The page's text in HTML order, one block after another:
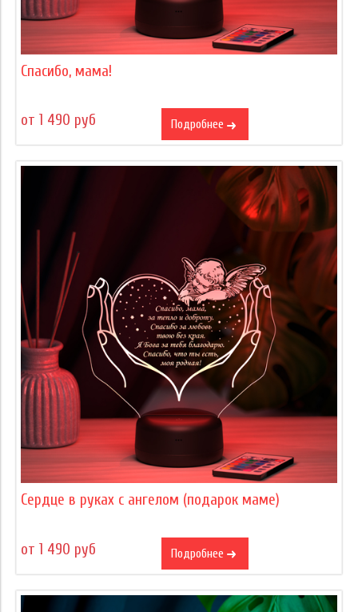
Спасибо, мама!
от 1 490 руб Подробнее
Сердце в руках с ангелом (подарок маме)
от 1 490 руб Подробнее